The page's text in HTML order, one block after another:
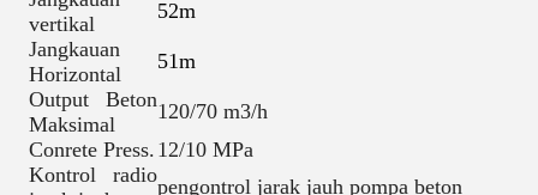
vertikal
52m
Jangkauan
Horizontal
51m
Output Beton
Maksimal
120/70 m3/h
Conrete Press. 12/10 MPa
Kontrol radiopengontrol jarak jauh pompa beton